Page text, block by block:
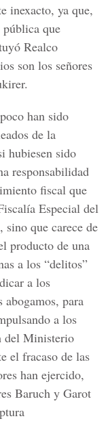
inexacto, ya que,
que
Realco
son los señores
han sido
de la
hubiesen sido
responsabilidad
fiscal que
Especial del
que carece de
producto de una
a los “delitos”
a los
abogamos, para
a los
del Ministerio
el fracaso de las
han ejercido,
Baruch y Garot